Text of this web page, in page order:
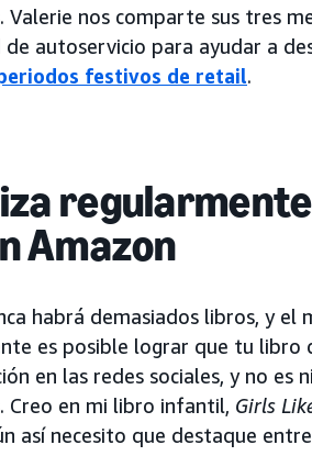
nos comparte sus tres
de autoservicio para ayudar a
festivos de retail.
Amazon
habrá demasiados libros, y el
es posible lograr que tu libro
en las redes sociales, y no es
Creo en mi libro infantil, Girls
así necesito que destaque